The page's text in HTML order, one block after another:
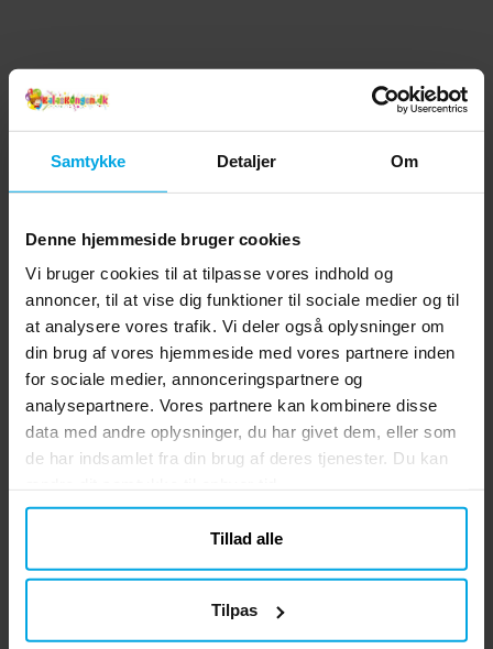
Samtykke Detaljer Om
Denne hjemmeside bruger cookies
Vi bruger cookies til at tilpasse vores indhold og
annoncer, til at vise dig funktioner til sociale medier og til
at analysere vores trafik. Vi deler også oplysninger om
din brug af vores hjemmeside med vores partnere inden
for sociale medier, annonceringspartnere og
analysepartnere. Vores partnere kan kombinere disse
data med andre oplysninger, du har givet dem, eller som
de har indsamlet fra din brug af deres tjenester. Du kan
Tillad alle
Tilpas